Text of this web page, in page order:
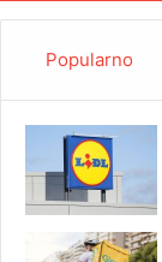
Popularno